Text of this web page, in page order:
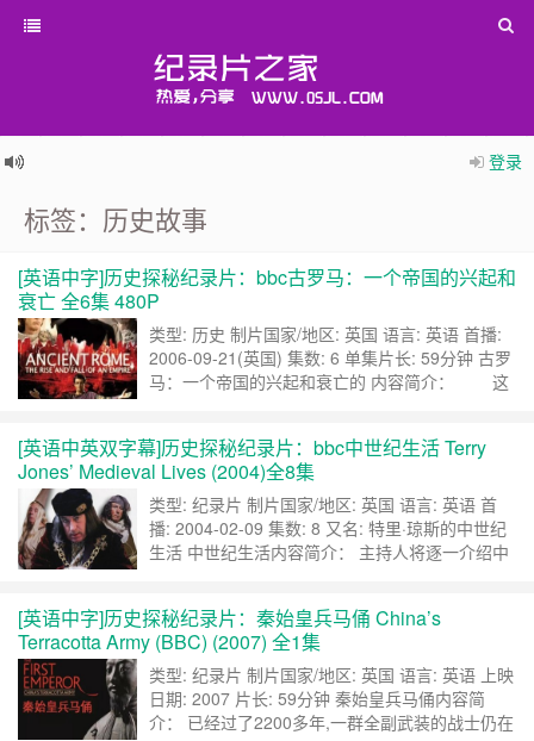
登录
标签：历史故事
[英语中字]历史探秘纪录片：bbc古罗马：一个帝国的兴起和
衰亡 全6集 480P
类型: 历史 制片国家/地区: 英国 语言: 英语 首播:
2006-09-21(英国) 集数: 6 单集片长: 59分钟 古罗
马：一个帝国的兴起和衰亡的 内容简介： 这
立足于精确的、广泛的历史研究，向我们展现了那
些贪婪的、淫荡的和野心勃勃的人如凯撒、尼禄和
康斯坦丁……继续阅读 »
[英语中英双字幕]历史探秘纪录片：bbc中世纪生活 Terry
Jones’ Medieval Lives (2004)全8集
类型: 纪录片 制片国家/地区: 英国 语言: 英语 首
播: 2004-02-09 集数: 8 又名: 特里·琼斯的中世纪
生活 中世纪生活内容简介： 主持人将逐一介绍中
访这些人曾经生活过的一些有代表性的地点，重新
构建他们曾经生活过的世界，因此观众朋友将看到
一大群鲜活的生……继续阅读 »
[英语中字]历史探秘纪录片：秦始皇兵马俑 China’s
Terracotta Army (BBC) (2007) 全1集
类型: 纪录片 制片国家/地区: 英国 语言: 英语 上映
日期: 2007 片长: 59分钟 秦始皇兵马俑内容简
介： 已经过了2200多年,一群全副武装的战士仍在